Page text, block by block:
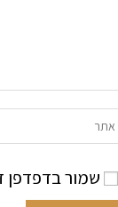
שמור בדפדפן